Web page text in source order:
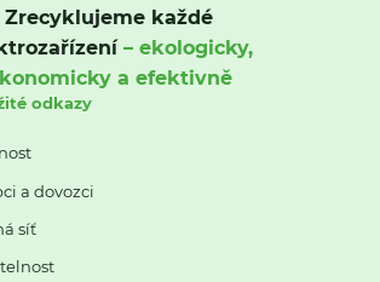
Zrecyklujeme každé
– ekologicky,
a efektivně
odkazy
a dovozci
síť